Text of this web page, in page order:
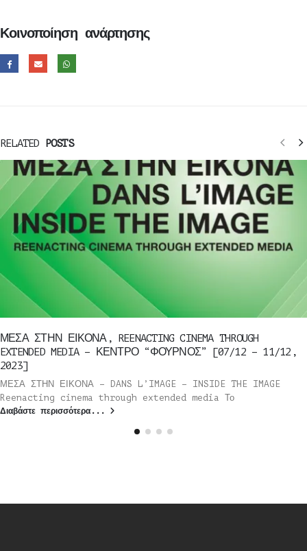
Κοινοποίηση ανάρτησης
RELATED POSTS
ΜΕΣΑ ΣΤΗΝ ΕΙΚΟΝΑ, REENACTING CINEMA THROUGH
EXTENDED MEDIA – ΚΕΝΤΡΟ “ΦΟΥΡΝΟΣ” [07/12 – 11/12,
2023]
ΜΕΣΑ ΣΤΗΝ ΕΙΚΟΝΑ – DANS L’IMAGE – INSIDE THE IMAGE
Reenacting cinema through extended media Το
Διαβάστε περισσότερα...